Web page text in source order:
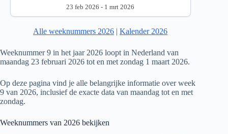
23 feb 2026 - 1 mrt 2026
Alle weeknummers 2026 |Kalender 2026
Weeknummer 9 in het jaar 2026 loopt in Nederland van
maandag 23 februari 2026 tot en met zondag 1 maart 2026.
Op deze pagina vind je alle belangrijke informatie over week
9 van 2026, inclusief de exacte data van maandag tot en met
zondag.
Weeknummers van 2026 bekijken